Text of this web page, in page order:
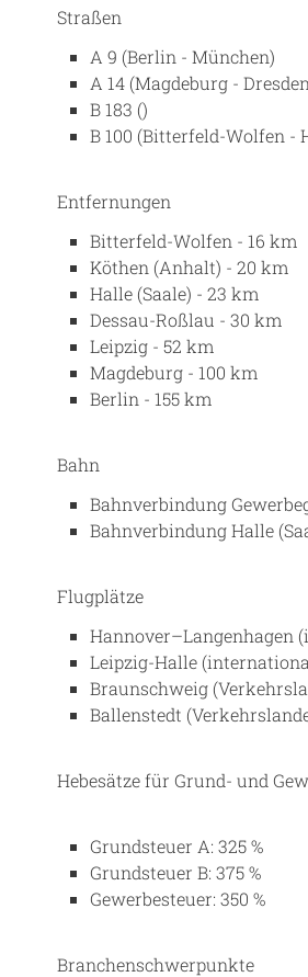
Straßen
A 9 (Berlin - München)
A 14 (Magdeburg -
B 183 ()
B 100 (Bitterfeld-Wolfen -
Entfernungen
Bitterfeld-Wolfen - 16 km
Köthen (Anhalt) - 20 km
Halle (Saale) - 23 km
Dessau-Roßlau - 30 km
Leipzig - 52 km
Magdeburg - 100 km
Berlin - 155 km
Bahn
Bahnverbindung
Bahnverbindung Halle
Flugplätze
Hannover–Langenhagen
Leipzig-Halle
Braunschweig
Ballenstedt
Hebesätze für Grund- und
Grundsteuer A: 325 %
Grundsteuer B: 375 %
Gewerbesteuer: 350 %
Branchenschwerpunkte